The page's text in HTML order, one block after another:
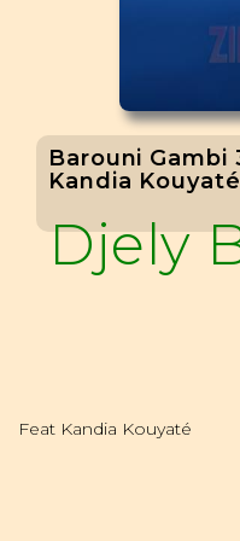
Barouni Gambi
Kandia Kouyaté
Djely
Feat Kandia Kouyaté